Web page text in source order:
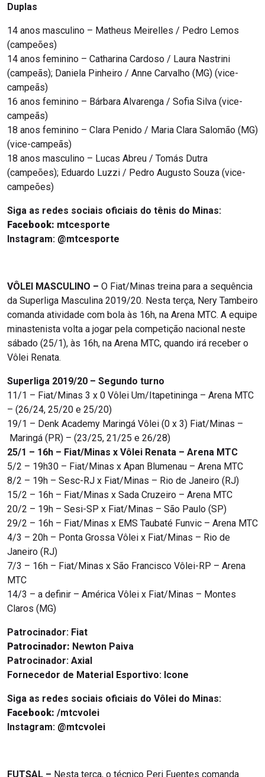
Duplas
14 anos masculino – Matheus Meirelles / Pedro Lemos
(campeões)
14 anos feminino – Catharina Cardoso / Laura Nastrini
(campeãs); Daniela Pinheiro / Anne Carvalho (MG) (vice-
campeãs)
16 anos feminino – Bárbara Alvarenga / Sofia Silva (vice-
campeãs)
18 anos feminino – Clara Penido / Maria Clara Salomão (MG)
(vice-campeãs)
18 anos masculino – Lucas Abreu / Tomás Dutra
(campeões); Eduardo Luzzi / Pedro Augusto Souza (vice-
campeões)
Siga as redes sociais oficiais do tênis do Minas:
Facebook: mtcesporte
Instagram: @mtcesporte
VÔLEI MASCULINO – O Fiat/Minas treina para a sequência
da Superliga Masculina 2019/20. Nesta terça, Nery Tambeiro
comanda atividade com bola às 16h, na Arena MTC. A equipe
minastenista volta a jogar pela competição nacional neste
sábado (25/1), às 16h, na Arena MTC, quando irá receber o
Vôlei Renata.
Superliga 2019/20 – Segundo turno
11/1 – Fiat/Minas 3 x 0 Vôlei Um/Itapetininga – Arena MTC
– (26/24, 25/20 e 25/20)
19/1 – Denk Academy Maringá Vôlei (0 x 3) Fiat/Minas –
Maringá (PR) – (23/25, 21/25 e 26/28)
25/1 – 16h – Fiat/Minas x Vôlei Renata – Arena MTC
5/2 – 19h30 – Fiat/Minas x Apan Blumenau – Arena MTC
8/2 – 19h – Sesc-RJ x Fiat/Minas – Rio de Janeiro (RJ)
15/2 – 16h – Fiat/Minas x Sada Cruzeiro – Arena MTC
20/2 – 19h – Sesi-SP x Fiat/Minas – São Paulo (SP)
29/2 – 16h – Fiat/Minas x EMS Taubaté Funvic – Arena MTC
4/3 – 20h – Ponta Grossa Vôlei x Fiat/Minas – Rio de
Janeiro (RJ)
7/3 – 16h – Fiat/Minas x São Francisco Vôlei-RP – Arena
MTC
14/3 – a definir – América Vôlei x Fiat/Minas – Montes
Claros (MG)
Patrocinador: Fiat
Patrocinador: Newton Paiva
Patrocinador: Axial
Fornecedor de Material Esportivo: Icone
Siga as redes sociais oficiais do Vôlei do Minas:
Facebook: /mtcvolei
Instagram: @mtcvolei
FUTSAL – Nesta terça, o técnico Peri Fuentes comanda